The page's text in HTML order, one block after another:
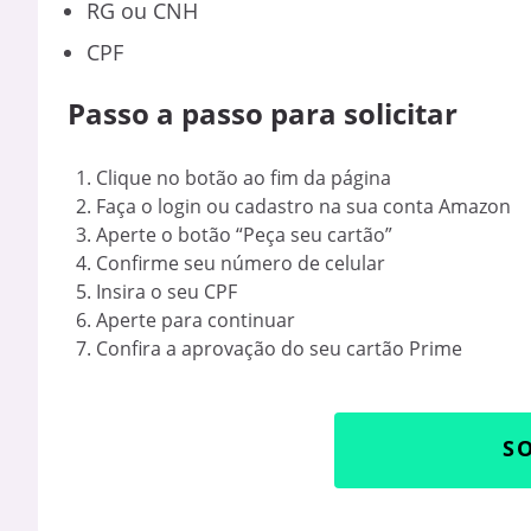
RG ou CNH
CPF
Passo a passo para solicitar
Clique no botão ao fim da página
Faça o login ou cadastro na sua conta Amazon
Aperte o botão “Peça seu cartão”
Confirme seu número de celular
Insira o seu CPF
Aperte para continuar
Confira a aprovação do seu cartão Prime